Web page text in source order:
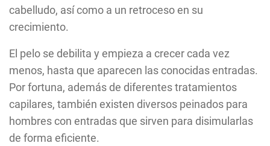
cabelludo, así como a un retroceso en su
crecimiento.
El pelo se debilita y empieza a crecer cada vez
menos, hasta que aparecen las conocidas entradas.
Por fortuna, además de diferentes tratamientos
capilares, también existen diversos peinados para
hombres con entradas que sirven para disimularlas
de forma eficiente.